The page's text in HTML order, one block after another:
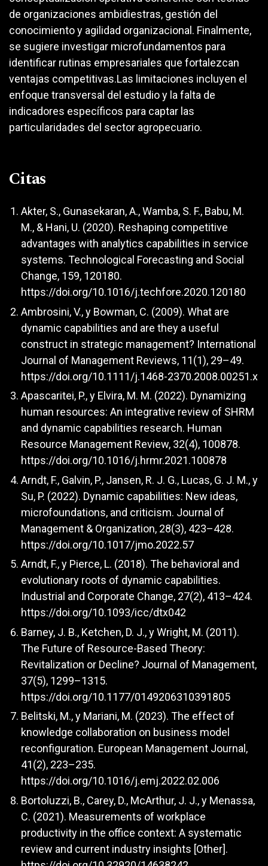
de organizaciones ambidiestras, gestión del
conocimiento y agilidad organizacional. Finalmente,
se sugiere investigar microfundamentos para
identificar rutinas empresariales que fortalezcan
ventajas competitivas.Las limitaciones incluyen el
enfoque transversal del estudio y la falta de
indicadores específicos para captar las
particularidades del sector agropecuario.
Citas
Akter, S., Gunasekaran, A., Wamba, S. F., Babu, M.
M., & Hani, U. (2020). Reshaping competitive
advantages with analytics capabilities in service
systems. Technological Forecasting and Social
Change, 159, 120180.
https://doi.org/10.1016/j.techfore.2020.120180
Ambrosini, V., y Bowman, C. (2009). What are
dynamic capabilities and are they a useful
construct in strategic management? International
Journal of Management Reviews, 11(1), 29–49.
https://doi.org/10.1111/j.1468-2370.2008.00251.x
Apascaritei, P., y Elvira, M. M. (2022). Dynamizing
human resources: An integrative review of SHRM
and dynamic capabilities research. Human
Resource Management Review, 32(4), 100878.
https://doi.org/10.1016/j.hrmr.2021.100878
Arndt, F., Galvin, P., Jansen, R. J. G., Lucas, G. J. M., y
Su, P. (2022). Dynamic capabilities: New ideas,
microfoundations, and criticism. Journal of
Management & Organization, 28(3), 423–428.
https://doi.org/10.1017/jmo.2022.57
Arndt, F., y Pierce, L. (2018). The behavioral and
evolutionary roots of dynamic capabilities.
Industrial and Corporate Change, 27(2), 413–424.
https://doi.org/10.1093/icc/dtx042
Barney, J. B., Ketchen, D. J., y Wright, M. (2011).
The Future of Resource-Based Theory:
Revitalization or Decline? Journal of Management,
37(5), 1299–1315.
https://doi.org/10.1177/0149206310391805
Belitski, M., y Mariani, M. (2023). The effect of
knowledge collaboration on business model
reconfiguration. European Management Journal,
41(2), 223–235.
https://doi.org/10.1016/j.emj.2022.02.006
Bortoluzzi, B., Carey, D., McArthur, J. J., y Menassa,
C. (2021). Measurements of workplace
productivity in the office context: A systematic
review and current industry insights [Other].